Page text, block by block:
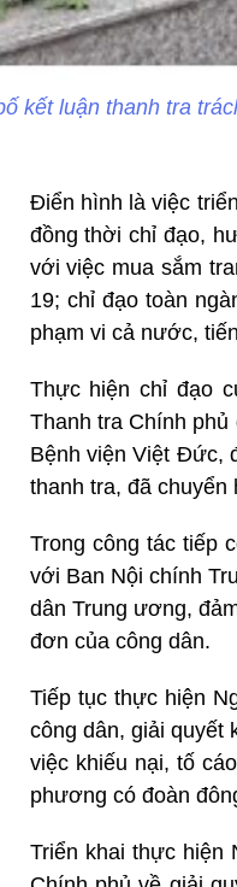
kết luận thanh tra
Điển hình là việc
đồng thời chỉ đạo,
với việc mua sắm
19; chỉ đạo toàn
phạm vi cả nước,
Thực hiện chỉ đạo
Thanh tra Chính
Bệnh viện Việt Đức,
thanh tra, đã
Trong công tác tiếp
với Ban Nội chính
dân Trung ương,
đơn của công dân.
Tiếp tục thực hiện
công dân, giải quyết
việc khiếu nại, tố
phương có đoàn
Triển khai thực hiện